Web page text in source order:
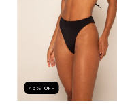
46 % OFF